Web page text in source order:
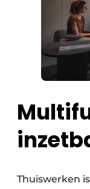
Thuiswerken